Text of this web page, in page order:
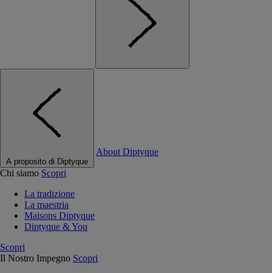
A proposito di Diptyque
About Diptyque
Chi siamo Scopri
La tradizione
La maestria
Maisons Diptyque
Diptyque & You
Scopri
Il Nostro Impegno Scopri